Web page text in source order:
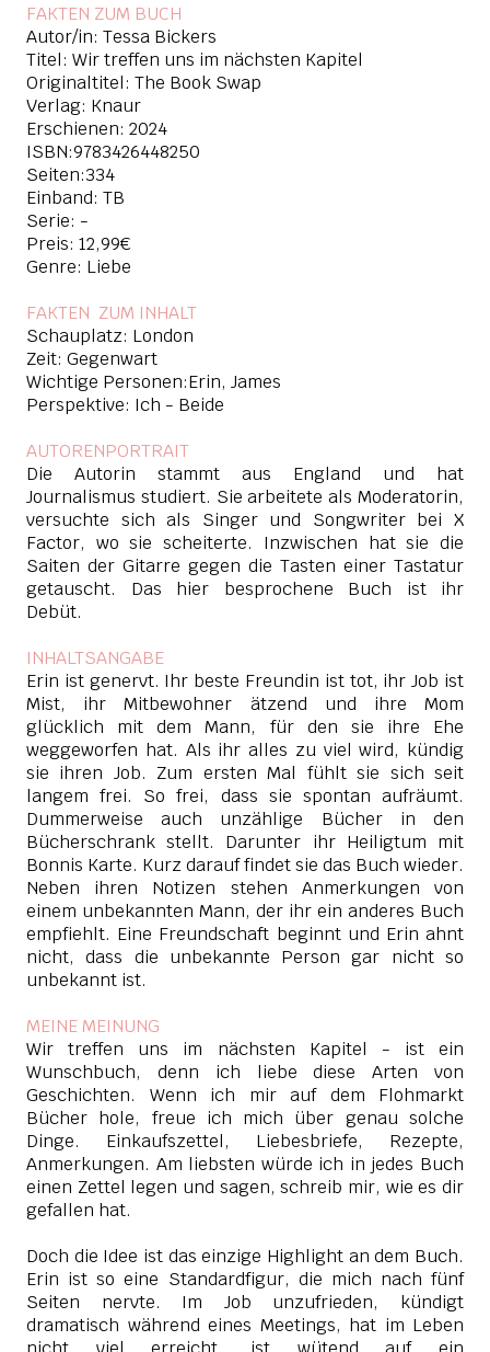
FAKTEN ZUM BUCH
Autor/in: Tessa Bickers
Titel: Wir treffen uns im nächsten Kapitel
Originaltitel: The Book Swap
Verlag: Knaur
Erschienen: 2024
ISBN:9783426448250
Seiten:334
Einband: TB
Serie: -
Preis: 12,99€
Genre: Liebe
FAKTEN ZUM INHALT
Schauplatz: London
Zeit: Gegenwart
Wichtige Personen:Erin, James
Perspektive: Ich - Beide
AUTORENPORTRAIT
Die Autorin stammt aus England und hat
Journalismus studiert. Sie arbeitete als Moderatorin,
versuchte sich als Singer und Songwriter bei X
Factor, wo sie scheiterte. Inzwischen hat sie die
Saiten der Gitarre gegen die Tasten einer Tastatur
getauscht. Das hier besprochene Buch ist ihr
Debüt.
INHALTSANGABE
Erin ist genervt. Ihr beste Freundin ist tot, ihr Job ist
Mist, ihr Mitbewohner ätzend und ihre Mom
glücklich mit dem Mann, für den sie ihre Ehe
weggeworfen hat. Als ihr alles zu viel wird, kündig
sie ihren Job. Zum ersten Mal fühlt sie sich seit
langem frei. So frei, dass sie spontan aufräumt.
Dummerweise auch unzählige Bücher in den
Bücherschrank stellt. Darunter ihr Heiligtum mit
Bonnis Karte. Kurz darauf findet sie das Buch wieder.
Neben ihren Notizen stehen Anmerkungen von
einem unbekannten Mann, der ihr ein anderes Buch
empfiehlt. Eine Freundschaft beginnt und Erin ahnt
nicht, dass die unbekannte Person gar nicht so
unbekannt ist.
MEINE MEINUNG
Wir treffen uns im nächsten Kapitel - ist ein
Wunschbuch, denn ich liebe diese Arten von
Geschichten. Wenn ich mir auf dem Flohmarkt
Bücher hole, freue ich mich über genau solche
Dinge. Einkaufszettel, Liebesbriefe, Rezepte,
Anmerkungen. Am liebsten würde ich in jedes Buch
einen Zettel legen und sagen, schreib mir, wie es dir
gefallen hat.
Doch die Idee ist das einzige Highlight an dem Buch.
Erin ist so eine Standardfigur, die mich nach fünf
Seiten nervte. Im Job unzufrieden, kündigt
dramatisch während eines Meetings, hat im Leben